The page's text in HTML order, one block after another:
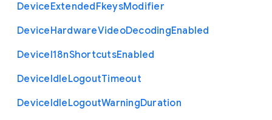
DeviceExtendedFkeysModifier
DeviceHardwareVideoDecodingEnabled
DeviceI18nShortcutsEnabled
DeviceIdleLogoutTimeout
DeviceIdleLogoutWarningDuration